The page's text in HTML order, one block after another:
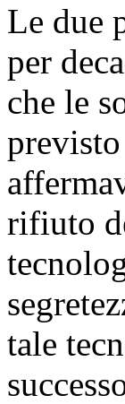
Le due
per
che le
rifiuto
tale